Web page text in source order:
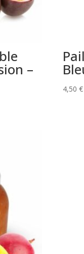
–
4,50€